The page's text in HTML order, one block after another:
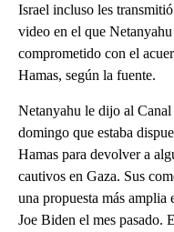
Israel incluso les
video en el que
comprometido con el
Hamas, según la fuente.
Netanyahu le dijo al Canal
domingo que estaba
Hamas para devolver a
cautivos en Gaza. Sus
una propuesta más
Joe Biden el mes pasado.